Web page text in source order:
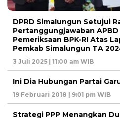
DPRD Simalungun Setujui
Pertanggungjawaban APBD
Pemeriksaan BPK-RI Atas
Pemkab Simalungun TA
3 Juli 2025 | 11:00 am WIB
Ini Dia Hubungan Partai
19 Februari 2018 | 9:01 pm WIB
Strategi PPP Menangkan